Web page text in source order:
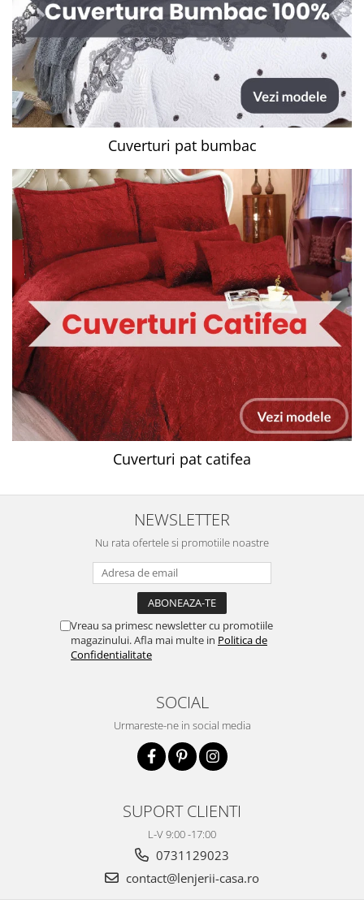
Cuverturi pat bumbac
Cuverturi pat catifea
NEWSLETTER
Nu rata ofertele si promotiile noastre
Vreau sa primesc newsletter cu promotiile
magazinului. Afla mai multe in Politica de
Confidentialitate
SOCIAL
Urmareste-ne in social media
SUPORT CLIENTI
L-V 9:00 -17:00
0731129023
contact@lenjerii-casa.ro